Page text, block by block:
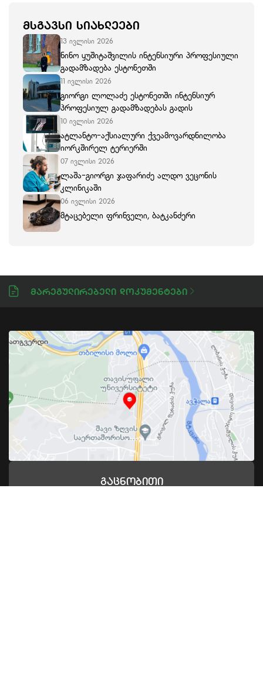
ᲛᲡᲒᲐᲕᲡᲘ ᲡᲘᲐᲮᲚᲔᲔᲑᲘ
13 ივლისი 2026
ნინო ყუშიტაშვილის ინტენსიური პროფესიული
გადამზადება ესტონეთში
11 ივლისი 2026
გიორგი ლოლაძე ესტონეთში ინტენსიურ
პროფესიულ გადამზადებას გადის
10 ივლისი 2026
ატლანტო-აქსიალური ქვეამოვარდნილობა
იორკშირელ ტერიერში
07 ივლისი 2026
ლაშა-გიორგი ჯაფარიძე ალდო ვეცონის
კლინიკაში
06 ივლისი 2026
მტაცებელი ფრინველი, ბატკანძერი
Მარეგულირებელი Დოკუმენტები
Გაცნობითი